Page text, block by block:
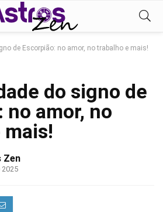
de Escorpião: no amor, no trabalho e mais!
do signo de
no amor, no
Zen
2025